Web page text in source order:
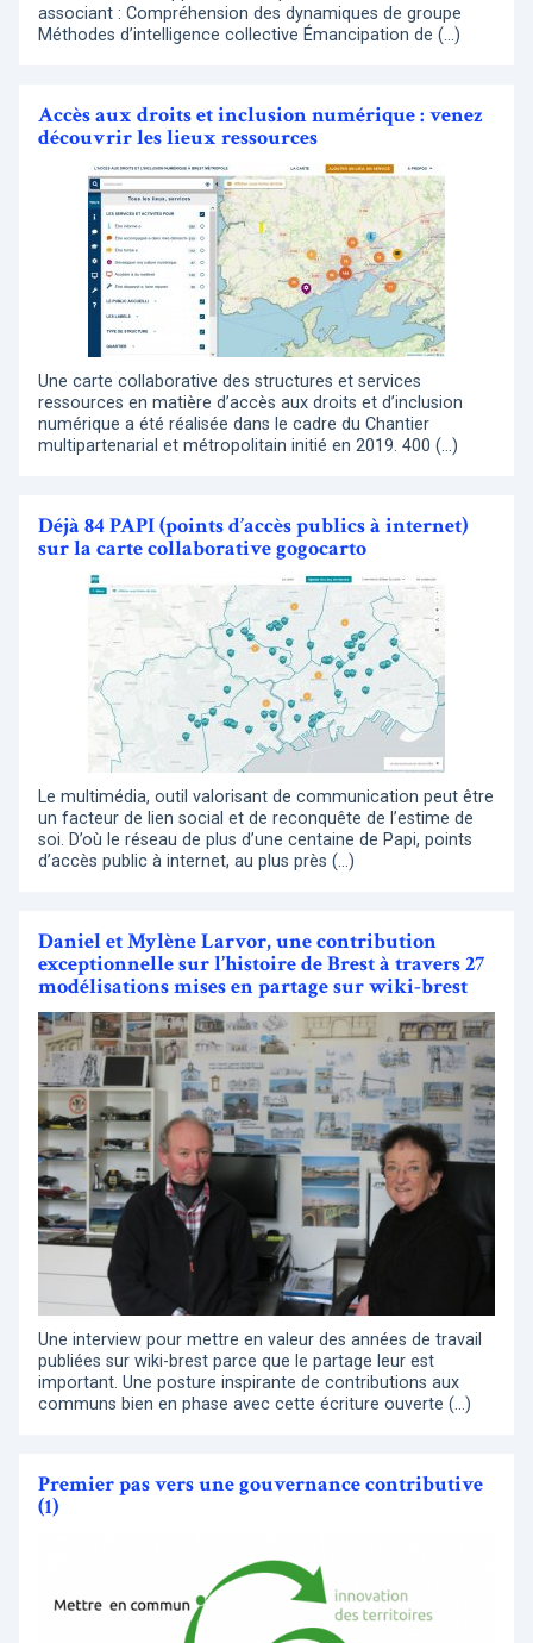
associant : Compréhension des dynamiques de groupe
Méthodes d’intelligence collective Émancipation de (…)
Accès aux droits et inclusion numérique : venez
découvrir les lieux ressources
Une carte collaborative des structures et services
ressources en matière d’accès aux droits et d’inclusion
numérique a été réalisée dans le cadre du Chantier
multipartenarial et métropolitain initié en 2019. 400 (…)
Déjà 84 PAPI (points d’accès publics à internet)
sur la carte collaborative gogocarto
Le multimédia, outil valorisant de communication peut être
un facteur de lien social et de reconquête de l’estime de
soi. D’où le réseau de plus d’une centaine de Papi, points
d’accès public à internet, au plus près (…)
Daniel et Mylène Larvor, une contribution
exceptionnelle sur l’histoire de Brest à travers 27
modélisations mises en partage sur wiki-brest
Une interview pour mettre en valeur des années de travail
publiées sur wiki-brest parce que le partage leur est
important. Une posture inspirante de contributions aux
communs bien en phase avec cette écriture ouverte (…)
Premier pas vers une gouvernance contributive
(1)